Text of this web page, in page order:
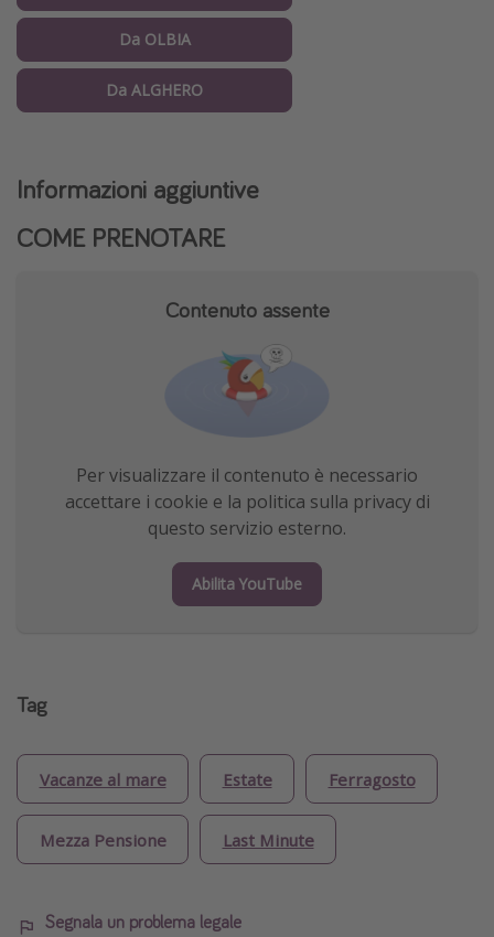
Da OLBIA
Da ALGHERO
Informazioni aggiuntive
COME PRENOTARE
Contenuto assente
Per visualizzare il contenuto è necessario
accettare i cookie e la politica sulla privacy di
questo servizio esterno.
Abilita YouTube
Tag
Vacanze al mare Estate Ferragosto
Mezza Pensione Last Minute
Segnala un problema legale